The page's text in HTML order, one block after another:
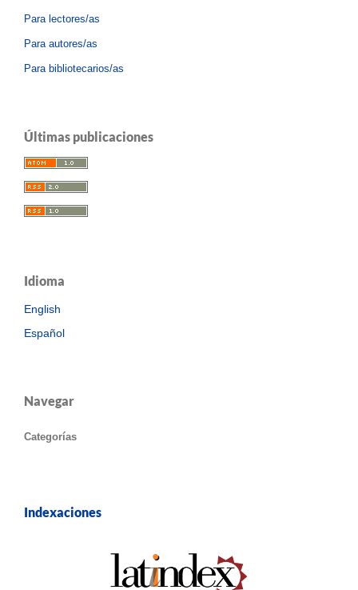
Para lectores/as
Para autores/as
Para bibliotecarios/as
Últimas publicaciones
Idioma
English
Español
Navegar
Categorías
Indexaciones